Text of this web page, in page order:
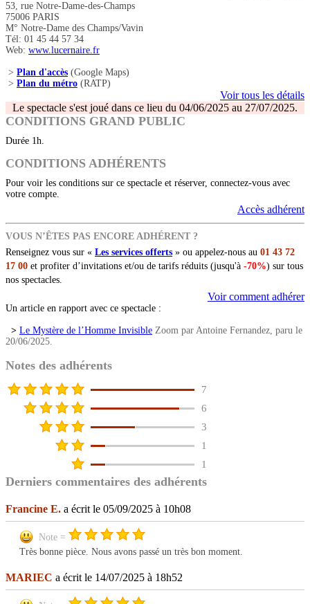
53, rue Notre-Dame-des-Champs
75006 PARIS
M° Notre-Dame des Champs/Vavin
Tél: 01 45 44 57 34
Web: www.lucernaire.fr
> Plan d'accès (Google Maps)
> Plan du métro (RATP)
Voir tous les détails
Le spectacle s'est joué dans ce lieu du 04/06/2025 au 27/07/2025.
CONDITIONS GRAND PUBLIC
Durée 1h.
CONDITIONS ADHÉRENTS
Pour voir les conditions sur ce spectacle et réserver, connectez-vous avec
votre compte.
Accès adhérent
VOUS N’ÊTES PAS ENCORE ADHÉRENT ?
Renseignez vous sur « Les services offerts » ou appelez-nous au 01 43 72
17 00 et profiter d’invitations et/ou de tarifs réduits (jusqu'à -70%) sur tous
nos spectacles.
Voir comment adhérer
Un article en rapport avec ce spectacle :
> Le Mystère de l’Homme Invisible Zoom par Antoine Fernandez, paru le
20/06/2025.
Notes des adhérents
7
6
3
1
1
Derniers commentaires des adhérents
Francine E. a écrit le 05/09/2025 à 10h08
Note =
Très bonne pièce. Nous avons passé un très bon moment.
MARIEC a écrit le 14/07/2025 à 18h52